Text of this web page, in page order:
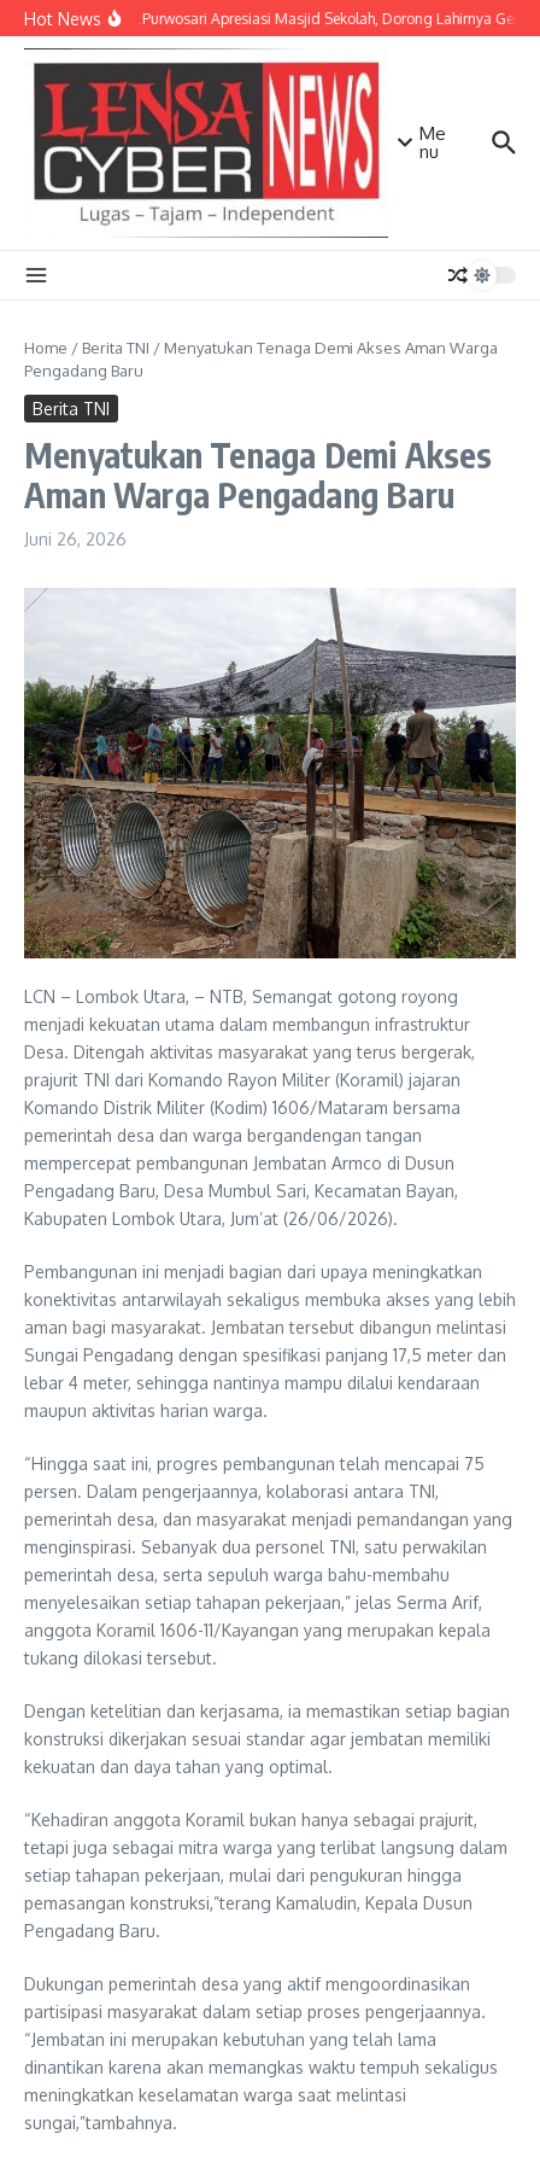
Lewati ke konten
Hot NewsDanramil Purwosari Apresiasi Masjid Sekolah, Dorong Lahirnya
Me
nu
Home / Berita TNI / Menyatukan Tenaga Demi Akses Aman Warga
Pengadang Baru
Berita TNI
Menyatukan Tenaga Demi Akses
Aman Warga Pengadang Baru
Juni 26, 2026
LCN – Lombok Utara, – NTB, Semangat gotong royong
menjadi kekuatan utama dalam membangun infrastruktur
Desa. Ditengah aktivitas masyarakat yang terus bergerak,
prajurit TNI dari Komando Rayon Militer (Koramil) jajaran
Komando Distrik Militer (Kodim) 1606/Mataram bersama
pemerintah desa dan warga bergandengan tangan
mempercepat pembangunan Jembatan Armco di Dusun
Pengadang Baru, Desa Mumbul Sari, Kecamatan Bayan,
Kabupaten Lombok Utara, Jum’at (26/06/2026).
Pembangunan ini menjadi bagian dari upaya meningkatkan
konektivitas antarwilayah sekaligus membuka akses yang lebih
aman bagi masyarakat. Jembatan tersebut dibangun melintasi
Sungai Pengadang dengan spesifikasi panjang 17,5 meter dan
lebar 4 meter, sehingga nantinya mampu dilalui kendaraan
maupun aktivitas harian warga.
“Hingga saat ini, progres pembangunan telah mencapai 75
persen. Dalam pengerjaannya, kolaborasi antara TNI,
pemerintah desa, dan masyarakat menjadi pemandangan yang
menginspirasi. Sebanyak dua personel TNI, satu perwakilan
pemerintah desa, serta sepuluh warga bahu-membahu
menyelesaikan setiap tahapan pekerjaan,” jelas Serma Arif,
anggota Koramil 1606-11/Kayangan yang merupakan kepala
tukang dilokasi tersebut.
Dengan ketelitian dan kerjasama, ia memastikan setiap bagian
konstruksi dikerjakan sesuai standar agar jembatan memiliki
kekuatan dan daya tahan yang optimal.
“Kehadiran anggota Koramil bukan hanya sebagai prajurit,
tetapi juga sebagai mitra warga yang terlibat langsung dalam
setiap tahapan pekerjaan, mulai dari pengukuran hingga
pemasangan konstruksi,”terang Kamaludin, Kepala Dusun
Pengadang Baru.
Dukungan pemerintah desa yang aktif mengoordinasikan
partisipasi masyarakat dalam setiap proses pengerjaannya.
“Jembatan ini merupakan kebutuhan yang telah lama
dinantikan karena akan memangkas waktu tempuh sekaligus
meningkatkan keselamatan warga saat melintasi
sungai,”tambahnya.